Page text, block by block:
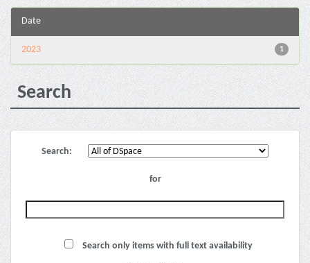
Date
1
2023
Search
Search:
for
Search only items with full text availability